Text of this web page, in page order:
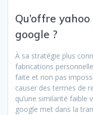
Qu’offre
google ?
À sa stratégie plus
fabrications
faite et non pas
causer des termes de
qu’une similarité
google met dans la